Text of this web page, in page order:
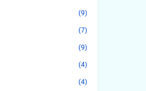
(9)
(7)
(9)
(4)
(4)